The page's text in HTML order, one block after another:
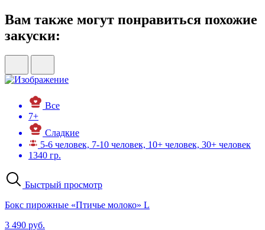
Вам также могут понравиться похожие
закуски:
Все
7+
Сладкие
5-6 человек, 7-10 человек, 10+ человек, 30+ человек
1340 гр.
Быстрый просмотр
Бокс пирожные «Птичье молоко» L
3 490 руб.